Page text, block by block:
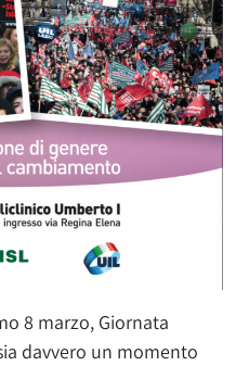
8 marzo, Giornata
davvero un momento